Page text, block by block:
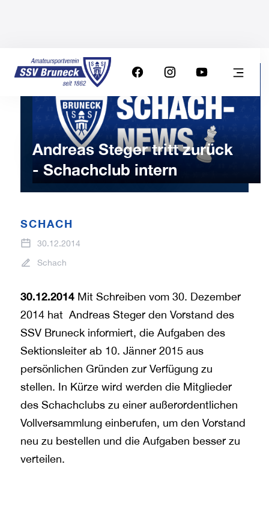
Andreas Steger tritt zurück
- Schachclub intern
SCHACH
30.12.2014
Schach
30.12.2014 Mit Schreiben vom 30. Dezember
2014 hat Andreas Steger den Vorstand des
SSV Bruneck informiert, die Aufgaben des
Sektionsleiter ab 10. Jänner 2015 aus
persönlichen Gründen zur Verfügung zu
stellen. In Kürze wird werden die Mitglieder
des Schachclubs zu einer außerordentlichen
Vollversammlung einberufen, um den Vorstand
neu zu bestellen und die Aufgaben besser zu
verteilen.